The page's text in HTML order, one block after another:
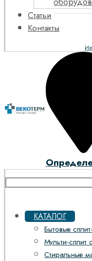
Статьи
Контакты
КАТАЛОГ
Бытовые
Мульти-сплит
Стиральные